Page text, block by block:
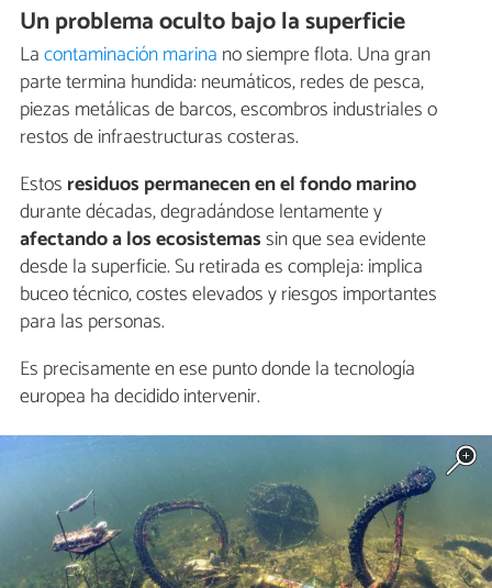
Un problema oculto bajo la superficie
Lacontaminación marina no siempre flota. Una gran
parte termina hundida: neumáticos, redes de pesca,
piezas metálicas de barcos, escombros industriales o
restos de infraestructuras costeras.
Estos residuos permanecen en el fondo marino
durante décadas, degradándose lentamente y
afectando a los ecosistemassin que sea evidente
desde la superficie. Su retirada es compleja: implica
buceo técnico, costes elevados y riesgos importantes
para las personas.
Es precisamente en ese punto donde la tecnología
europea ha decidido intervenir.